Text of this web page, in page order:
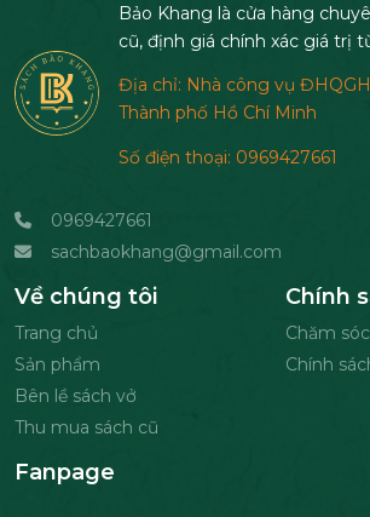
Bảo Khang là cửa hàng
cũ, định giá chính xác giá trị
Địa chỉ: Nhà công vụ
Thành phố Hồ Chí Minh
Số điện thoại: 0969427661
0969427661
sachbaokhang@gmail.com
Về chúng tôi
Trang chủ
Sản phẩm
Bên lề sách vở
Thu mua sách cũ
Chính
Chăm
Chính
Fanpage